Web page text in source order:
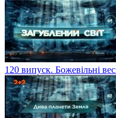
120 випуск. Божевільні